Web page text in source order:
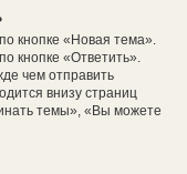
кнопке «Новая тема».
кнопке «Ответить».
чем отправить
внизу страниц
темы», «Вы можете